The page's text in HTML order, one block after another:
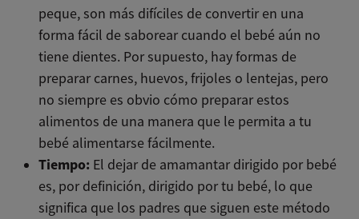
peque, son más difíciles de convertir en una
forma fácil de saborear cuando el bebé aún no
tiene dientes. Por supuesto, hay formas de
preparar carnes, huevos, frijoles o lentejas, pero
no siempre es obvio cómo preparar estos
alimentos de una manera que le permita a tu
bebé alimentarse fácilmente.
Tiempo: El dejar de amamantar dirigido por bebé
es, por definición, dirigido por tu bebé, lo que
significa que los padres que siguen este método